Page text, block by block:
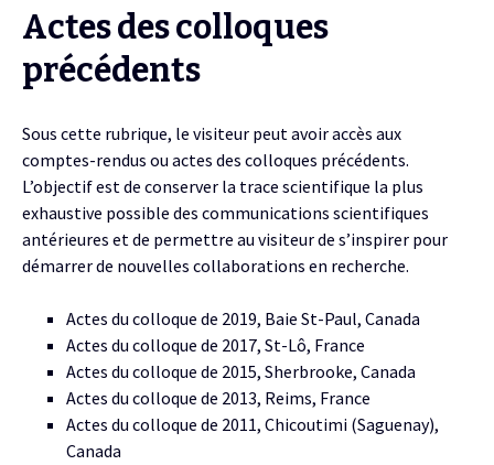
Actes des colloques
précédents
Sous cette rubrique, le visiteur peut avoir accès aux
comptes-rendus ou actes des colloques précédents.
L’objectif est de conserver la trace scientifique la plus
exhaustive possible des communications scientifiques
antérieures et de permettre au visiteur de s’inspirer pour
démarrer de nouvelles collaborations en recherche.
Actes du colloque de 2019, Baie St-Paul, Canada
Actes du colloque de 2017, St-Lô, France
Actes du colloque de 2015, Sherbrooke, Canada
Actes du colloque de 2013, Reims, France
Actes du colloque de 2011, Chicoutimi (Saguenay),
Canada